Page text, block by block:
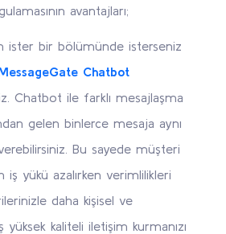
avantajları;
ister bir bölümünde isterseniz
Chatbot
Chatbot ile farklı mesajlaşma
gelen binlerce mesaja aynı
Bu sayede müşteri
iş yükü azalırken verimlilikleri
daha kişisel ve
yüksek kaliteli iletişim kurmanızı